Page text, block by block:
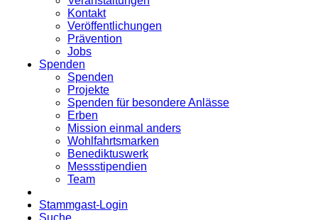
Kontakt
Veröffentlichungen
Prävention
Jobs
Spenden
Spenden
Projekte
Spenden für besondere Anlässe
Erben
Mission einmal anders
Wohlfahrtsmarken
Benediktuswerk
Messstipendien
Team
Stammgast-Login
Suche